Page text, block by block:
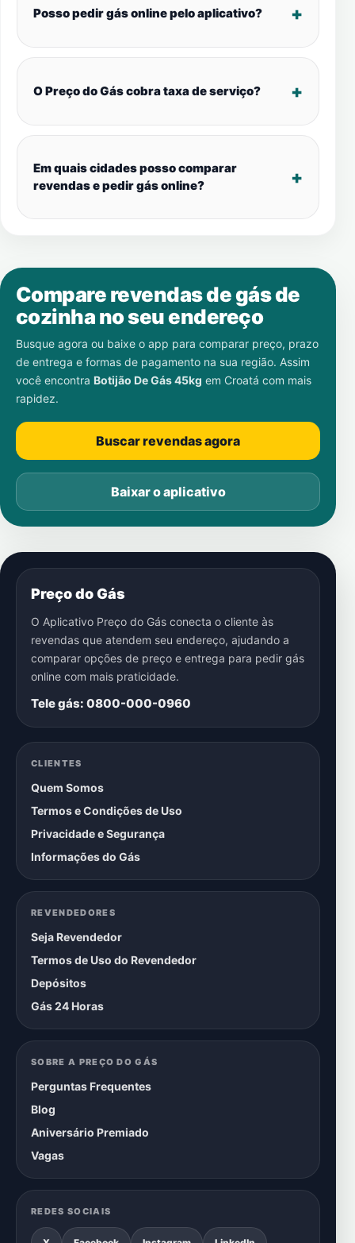
Posso pedir gás online pelo aplicativo?
O Preço do Gás cobra taxa de serviço?
Em quais cidades posso comparar
revendas e pedir gás online?
Compare revendas de gás de
cozinha no seu endereço
Busque agora ou baixe o app para comparar preço, prazo
de entrega e formas de pagamento na sua região. Assim
você encontra Botijão De Gás 45kg em Croatá com mais
rapidez.
Buscar revendas agora
Baixar o aplicativo
Preço do Gás
O Aplicativo Preço do Gás conecta o cliente às
revendas que atendem seu endereço, ajudando a
comparar opções de preço e entrega para pedir gás
online com mais praticidade.
Tele gás: 0800-000-0960
CLIENTES
Quem Somos
Termos e Condições de Uso
Privacidade e Segurança
Informações do Gás
REVENDEDORES
Seja Revendedor
Termos de Uso do Revendedor
Depósitos
Gás 24 Horas
SOBRE A PREÇO DO GÁS
Perguntas Frequentes
Blog
Aniversário Premiado
Vagas
REDES SOCIAIS